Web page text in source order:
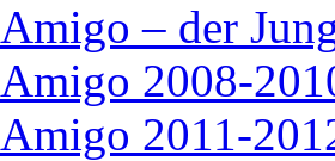
Amigo – der
Amigo 2008-
Amigo 2011-